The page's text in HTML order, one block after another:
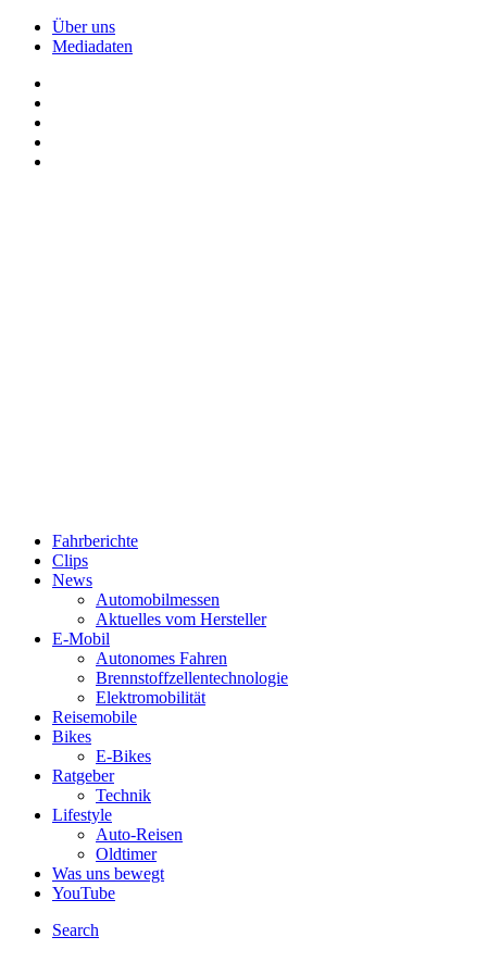
Über uns
Mediadaten
Fahrberichte
Clips
News
Automobilmessen
Aktuelles vom Hersteller
E-Mobil
Autonomes Fahren
Brennstoffzellentechnologie
Elektromobilität
Reisemobile
Bikes
E-Bikes
Ratgeber
Technik
Lifestyle
Auto-Reisen
Oldtimer
Was uns bewegt
YouTube
Search